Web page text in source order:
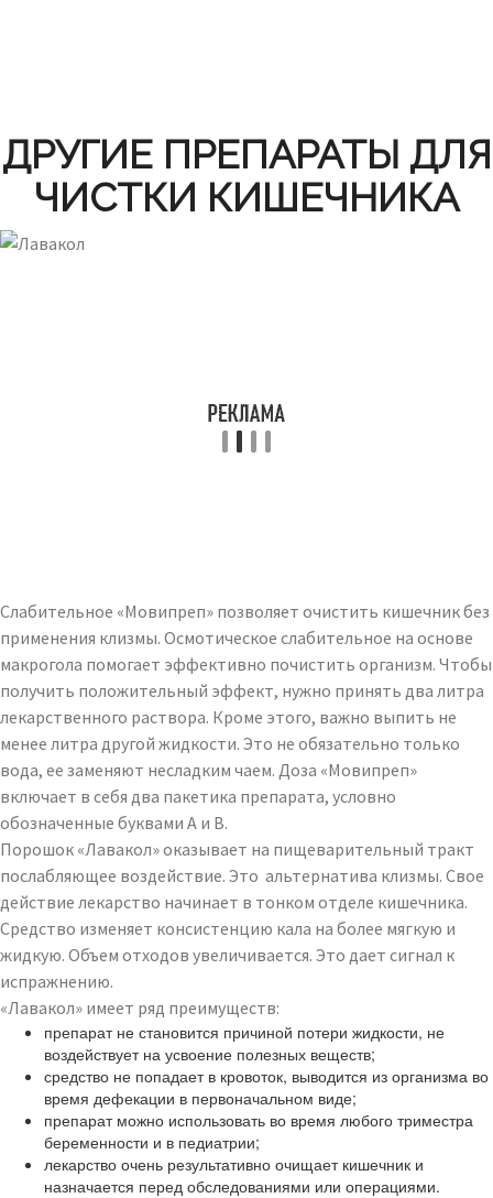
ДРУГИЕ ПРЕПАРАТЫ ДЛЯ
ЧИСТКИ КИШЕЧНИКА
Слабительное «Мовипреп» позволяет очистить кишечник без
применения клизмы. Осмотическое слабительное на основе
макрогола помогает эффективно почистить организм. Чтобы
получить положительный эффект, нужно принять два литра
лекарственного раствора. Кроме этого, важно выпить не
менее литра другой жидкости. Это не обязательно только
вода, ее заменяют несладким чаем. Доза «Мовипреп»
включает в себя два пакетика препарата, условно
обозначенные буквами А и В.
Порошок «Лавакол» оказывает на пищеварительный тракт
послабляющее воздействие. Это альтернатива клизмы. Свое
действие лекарство начинает в тонком отделе кишечника.
Средство изменяет консистенцию кала на более мягкую и
жидкую. Объем отходов увеличивается. Это дает сигнал к
испражнению.
«Лавакол» имеет ряд преимуществ:
препарат не становится причиной потери жидкости, не
воздействует на усвоение полезных веществ;
средство не попадает в кровоток, выводится из организма во
время дефекации в первоначальном виде;
препарат можно использовать во время любого триместра
беременности и в педиатрии;
лекарство очень результативно очищает кишечник и
назначается перед обследованиями или операциями.